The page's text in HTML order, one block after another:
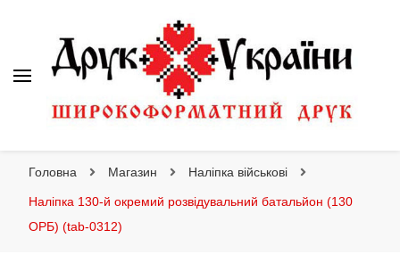
Головна Магазин Наліпка військові
Наліпка 130-й окремий розвідувальний батальйон (130
ОРБ) (tab-0312)